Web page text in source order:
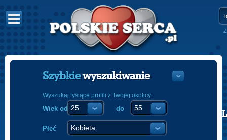
POLISH
Szybkiewyszukiwanie
Wyszukaj tysiące profili z Twojej okolicy:
Wiek od do
Płeć